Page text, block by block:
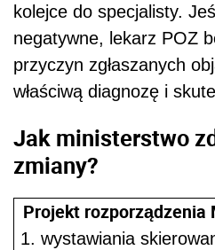
kolejce do specjalisty.
negatywne, lekarz POZ
przyczyn zgłaszanych
właściwą diagnozę i
Jak ministerstwo
zmiany?
Projekt rozporządzenia
wystawiania